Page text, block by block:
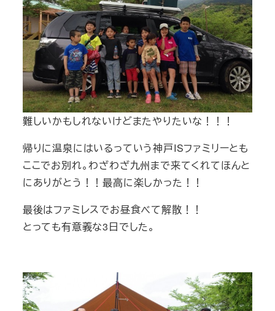
難しいかもしれないけどまたやりたいな！！！
帰りに温泉にはいるっていう神戸ISファミリーとも
ここでお別れ。わざわざ九州まで来てくれてほんと
にありがとう！！最高に楽しかった！！
最後はファミレスでお昼食べて解散！！
とっても有意義な3日でした。